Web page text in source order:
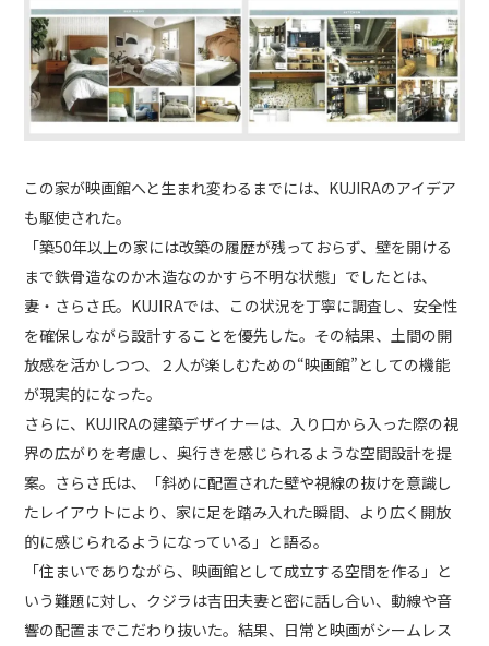
この家が映画館へと生まれ変わるまでには、KUJIRAのアイデア
も駆使された。
「築50年以上の家には改築の履歴が残っておらず、壁を開ける
まで鉄骨造なのか木造なのかすら不明な状態」でしたとは、
妻・さらさ氏。KUJIRAでは、この状況を丁寧に調査し、安全性
を確保しながら設計することを優先した。その結果、土間の開
放感を活かしつつ、２人が楽しむための“映画館”としての機能
が現実的になった。
さらに、KUJIRAの建築デザイナーは、入り口から入った際の視
界の広がりを考慮し、奥行きを感じられるような空間設計を提
案。さらさ氏は、「斜めに配置された壁や視線の抜けを意識し
たレイアウトにより、家に足を踏み入れた瞬間、より広く開放
的に感じられるようになっている」と語る。
「住まいでありながら、映画館として成立する空間を作る」と
いう難題に対し、クジラは吉田夫妻と密に話し合い、動線や音
響の配置までこだわり抜いた。結果、日常と映画がシームレス